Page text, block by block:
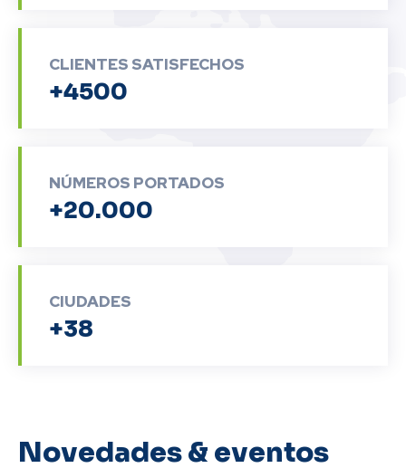
CLIENTES SATISFECHOS
+4500
NÚMEROS PORTADOS
+20.000
CIUDADES
+38
Novedades & eventos